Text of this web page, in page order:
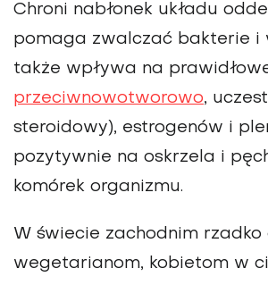
Chroni nabłonek układu
pomaga zwalczać bakterie i
także wpływa na
przeciwnowotworowo,
steroidowy), estrogenów i
pozytywnie na oskrzela i
komórek organizmu.
W świecie zachodnim rzadko
wegetarianom, kobietom w